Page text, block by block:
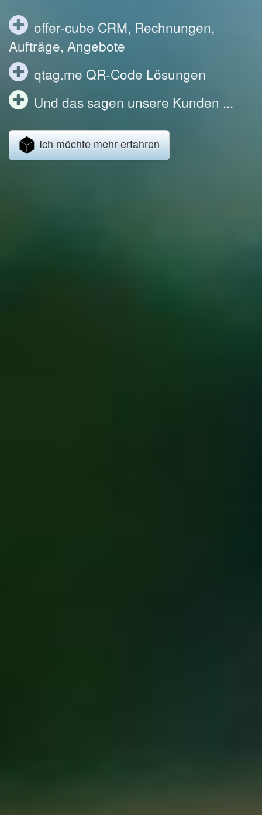
offer-cube CRM, Rechnungen,
Aufträge, Angebote
qtag.me QR-Code Lösungen
Und das sagen unsere Kunden ...
Ich möchte mehr erfahren